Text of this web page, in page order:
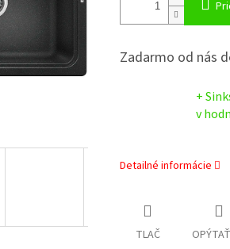
Zadarmo od nás
+
v
Detailné informácie
TLAČ